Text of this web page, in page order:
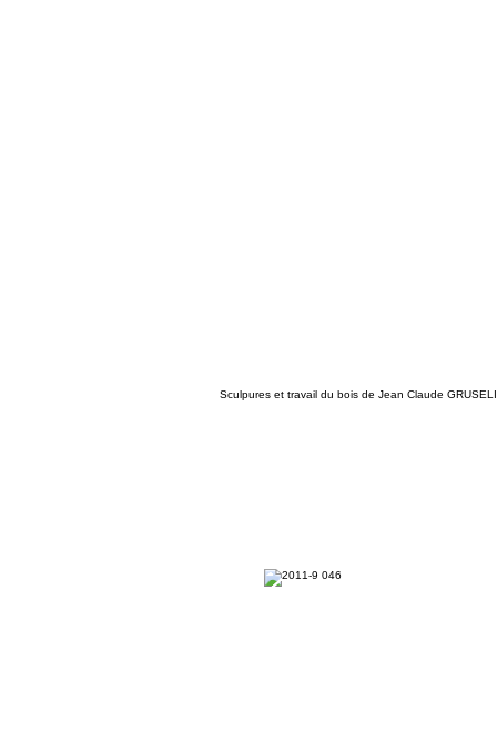
Sculpures et travail du bois de Jean Claude